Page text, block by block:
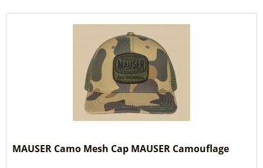
MAUSER Camo Mesh Cap MAUSER Camouflage